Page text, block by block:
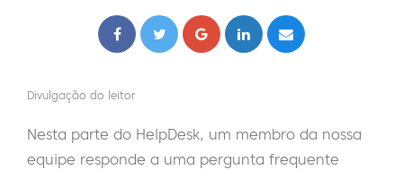
Divulgação do leitor
Nesta parte do HelpDesk, um membro da nossa
equipe responde a uma pergunta frequente